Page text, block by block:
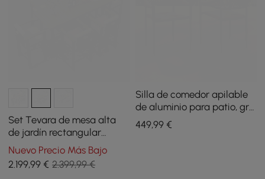
Set Tevara de mesa alta
de jardín rectangular
183x76 cm de madera teca
y 6 taburetes altos gris
oscuro y blanco cálido
Nuevo Precio Más Bajo
2.199,99 € 2.399,99 €
Silla de comedor apilable
de aluminio para patio, gris
oscuro, juego de 2
449,99€